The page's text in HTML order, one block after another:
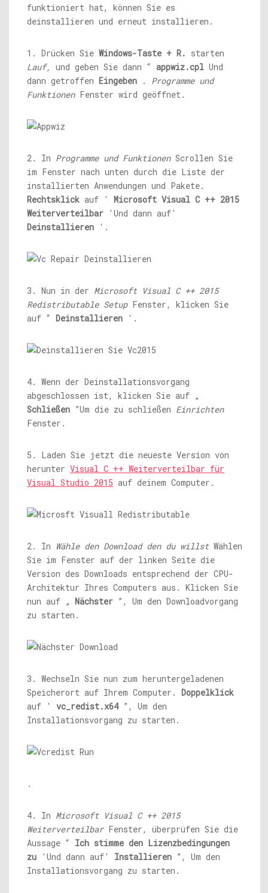
funktioniert hat, können Sie es
deinstallieren und erneut installieren.
1. Drücken Sie Windows-Taste + R. starten
Lauf, und geben Sie dann “ appwiz.cpl Und
dann getroffen Eingeben . Programme und
FunktionenFenster wird geöffnet.
2. In Programme und FunktionenScrollen Sie
im Fenster nach unten durch die Liste der
installierten Anwendungen und Pakete.
Rechtsklick auf ' Microsoft Visual C ++ 2015
Weiterverteilbar 'Und dann auf'
Deinstallieren '.
3. Nun in der Microsoft Visual C ++ 2015
Redistributable SetupFenster, klicken Sie
auf “ Deinstallieren '.
4. Wenn der Deinstallationsvorgang
abgeschlossen ist, klicken Sie auf „
Schließen ”Um die zu schließen Einrichten
Fenster.
5. Laden Sie jetzt die neueste Version von
herunter Visual C ++ Weiterverteilbar für
Visual Studio 2015 auf deinem Computer.
2. In Wähle den Download den du willstWählen
Sie im Fenster auf der linken Seite die
Version des Downloads entsprechend der CPU-
Architektur Ihres Computers aus. Klicken Sie
nun auf „ Nächster ”, Um den Downloadvorgang
zu starten.
3. Wechseln Sie nun zum heruntergeladenen
Speicherort auf Ihrem Computer. Doppelklick
auf ' vc_redist.x64”, Um den
Installationsvorgang zu starten.
.
4. In Microsoft Visual C ++ 2015
WeiterverteilbarFenster, überprüfen Sie die
Aussage “ Ich stimme den Lizenzbedingungen
zu 'Und dann auf' Installieren ”, Um den
Installationsvorgang zu starten.